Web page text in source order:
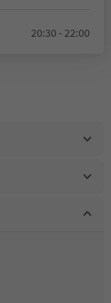
20:30 - 22:00